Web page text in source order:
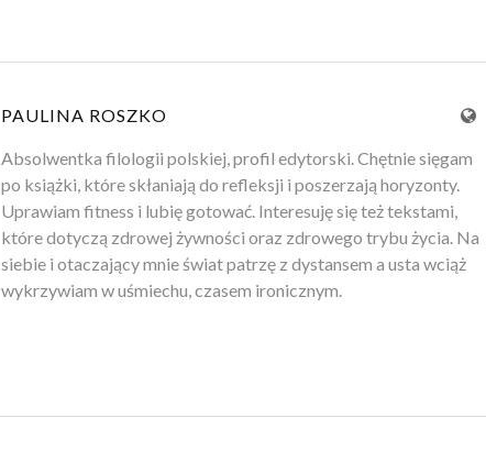
PAULINA ROSZKO
Absolwentka filologii polskiej, profil edytorski. Chętnie sięgam
po książki, które skłaniają do refleksji i poszerzają horyzonty.
Uprawiam fitness i lubię gotować. Interesuję się też tekstami,
które dotyczą zdrowej żywności oraz zdrowego trybu życia. Na
siebie i otaczający mnie świat patrzę z dystansem a usta wciąż
wykrzywiam w uśmiechu, czasem ironicznym.